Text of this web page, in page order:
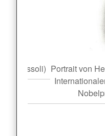
Bossoli) Portrait von